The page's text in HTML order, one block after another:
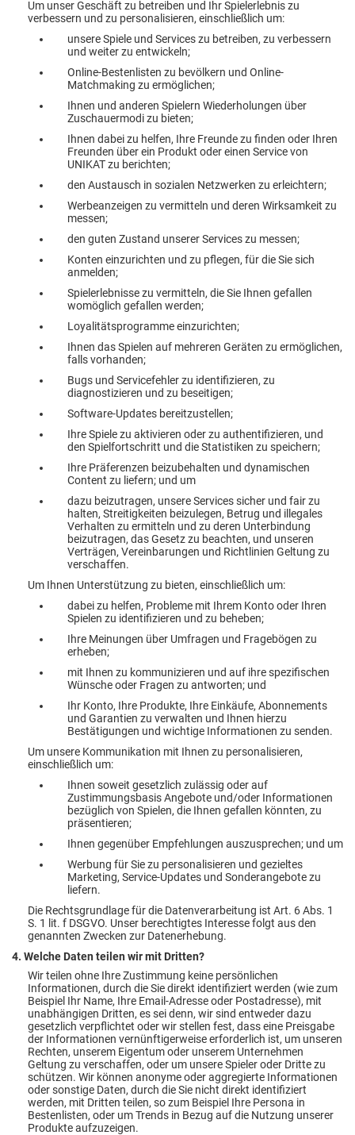
Um unser Geschäft zu betreiben und Ihr Spielerlebnis zu
verbessern und zu personalisieren, einschließlich um:
unsere Spiele und Services zu betreiben, zu verbessern
und weiter zu entwickeln;
Online-Bestenlisten zu bevölkern und Online-
Matchmaking zu ermöglichen;
Ihnen und anderen Spielern Wiederholungen über
Zuschauermodi zu bieten;
Ihnen dabei zu helfen, Ihre Freunde zu finden oder Ihren
Freunden über ein Produkt oder einen Service von
UNIKAT zu berichten;
den Austausch in sozialen Netzwerken zu erleichtern;
Werbeanzeigen zu vermitteln und deren Wirksamkeit zu
messen;
den guten Zustand unserer Services zu messen;
Konten einzurichten und zu pflegen, für die Sie sich
anmelden;
Spielerlebnisse zu vermitteln, die Sie Ihnen gefallen
womöglich gefallen werden;
Loyalitätsprogramme einzurichten;
Ihnen das Spielen auf mehreren Geräten zu ermöglichen,
falls vorhanden;
Bugs und Servicefehler zu identifizieren, zu
diagnostizieren und zu beseitigen;
Software-Updates bereitzustellen;
Ihre Spiele zu aktivieren oder zu authentifizieren, und
den Spielfortschritt und die Statistiken zu speichern;
Ihre Präferenzen beizubehalten und dynamischen
Content zu liefern; und um
dazu beizutragen, unsere Services sicher und fair zu
halten, Streitigkeiten beizulegen, Betrug und illegales
Verhalten zu ermitteln und zu deren Unterbindung
beizutragen, das Gesetz zu beachten, und unseren
Verträgen, Vereinbarungen und Richtlinien Geltung zu
verschaffen.
Um Ihnen Unterstützung zu bieten, einschließlich um:
dabei zu helfen, Probleme mit Ihrem Konto oder Ihren
Spielen zu identifizieren und zu beheben;
Ihre Meinungen über Umfragen und Fragebögen zu
erheben;
mit Ihnen zu kommunizieren und auf ihre spezifischen
Wünsche oder Fragen zu antworten; und
Ihr Konto, Ihre Produkte, Ihre Einkäufe, Abonnements
und Garantien zu verwalten und Ihnen hierzu
Bestätigungen und wichtige Informationen zu senden.
Um unsere Kommunikation mit Ihnen zu personalisieren,
einschließlich um:
Ihnen soweit gesetzlich zulässig oder auf
Zustimmungsbasis Angebote und/oder Informationen
bezüglich von Spielen, die Ihnen gefallen könnten, zu
präsentieren;
Ihnen gegenüber Empfehlungen auszusprechen; und um
Werbung für Sie zu personalisieren und gezieltes
Marketing, Service-Updates und Sonderangebote zu
liefern.
Die Rechtsgrundlage für die Datenverarbeitung ist Art. 6 Abs. 1
S. 1 lit. f DSGVO. Unser berechtigtes Interesse folgt aus den
genannten Zwecken zur Datenerhebung.
4. Welche Daten teilen wir mit Dritten?
Wir teilen ohne Ihre Zustimmung keine persönlichen
Informationen, durch die Sie direkt identifiziert werden (wie zum
Beispiel Ihr Name, Ihre Email-Adresse oder Postadresse), mit
unabhängigen Dritten, es sei denn, wir sind entweder dazu
gesetzlich verpflichtet oder wir stellen fest, dass eine Preisgabe
der Informationen vernünftigerweise erforderlich ist, um unseren
Rechten, unserem Eigentum oder unserem Unternehmen
Geltung zu verschaffen, oder um unsere Spieler oder Dritte zu
schützen. Wir können anonyme oder aggregierte Informationen
oder sonstige Daten, durch die Sie nicht direkt identifiziert
werden, mit Dritten teilen, so zum Beispiel Ihre Persona in
Bestenlisten, oder um Trends in Bezug auf die Nutzung unserer
Produkte aufzuzeigen.